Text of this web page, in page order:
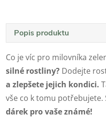
Popis produktu
Co je víc pro milovníka
silné rostliny? Dodejte
a zlepšete jejich kondici.
vše co k tomu potřebujete.
dárek pro vaše známé!